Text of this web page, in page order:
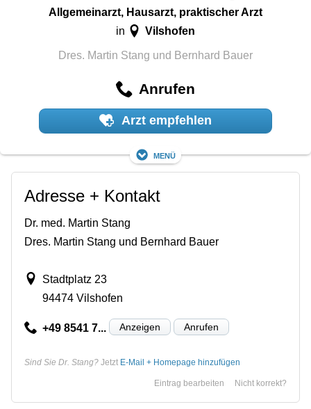
Allgemeinarzt, Hausarzt, praktischer Arzt
in Vilshofen
Dres. Martin Stang und Bernhard Bauer
Anrufen
Arzt empfehlen
Menü
Adresse + Kontakt
Dr. med. Martin Stang
Dres. Martin Stang und Bernhard Bauer
Stadtplatz 23
94474 Vilshofen
+49 8541 7... Anzeigen Anrufen
Sind Sie Dr. Stang? Jetzt E-Mail + Homepage hinzufügen
Nicht korrekt?
Eintrag bearbeiten